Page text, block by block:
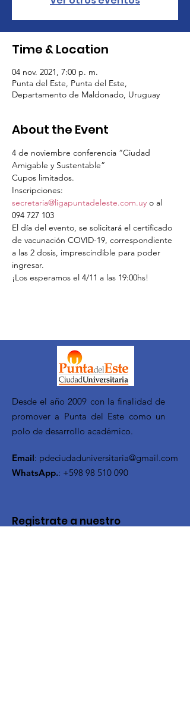
Time & Location
04 nov. 2021, 7:00 p. m.
Punta del Este, Punta del Este,
Departamento de Maldonado, Uruguay
About the Event
4 de noviembre conferencia “Ciudad
Amigable y Sustentable”
Cupos limitados.
Inscripciones:
secretaria@ligapuntadeleste.com.uy o al
094 727 103
El día del evento, se solicitará el certificado
de vacunación COVID-19, correspondiente
a las 2 dosis, imprescindible para poder
ingresar.
¡Los esperamos el 4/11 a las 19:00hs!
Desde el año 2009 con la finalidad de
promover a Punta del Este como un
polo de desarrollo académico.
Email: pdeciudaduniversitaria@gmail.com
WhatsApp.: +598 98 510 090
Registrate a nuestro